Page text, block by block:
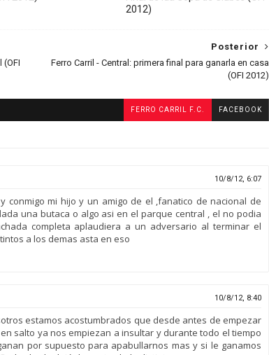
2012)
Posterior
Ferro Carril - Central: primera final para ganarla en casa
(OFI 2012)
(OFI
FERRO CARRIL F.C. FACEBOOK
10/8/12, 6:07
conmigo mi hijo y un amigo de el ,fanatico de nacional de
una butaca o algo asi en el parque central , el no podia
completa aplaudiera a un adversario al terminar el
a los demas asta en eso
10/8/12, 8:40
estamos acostumbrados que desde antes de empezar
salto ya nos empiezan a insultar y durante todo el tiempo
por supuesto para apabullarnos mas y si le ganamos